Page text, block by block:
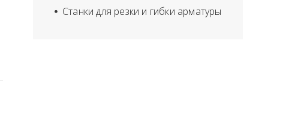
Станки для резки и гибки арматуры